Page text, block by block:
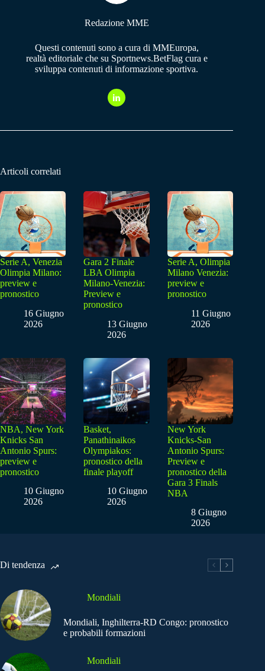
Redazione MME
Questi contenuti sono a cura di MMEuropa,
realtà editoriale che su Sportnews.BetFlag cura e
sviluppa contenuti di informazione sportiva.
Articoli correlati
Serie A, Venezia
Olimpia Milano:
preview e
pronostico
16 Giugno
2026
Gara 2 Finale
LBA Olimpia
Milano-Venezia:
Preview e
pronostico
13 Giugno
2026
Serie A, Olimpia
Milano Venezia:
preview e
pronostico
11 Giugno
2026
NBA, New York
Knicks San
Antonio Spurs:
preview e
pronostico
10 Giugno
2026
Basket,
Panathinaikos
Olympiakos:
pronostico della
finale playoff
10 Giugno
2026
New York
Knicks-San
Antonio Spurs:
Preview e
pronostico della
Gara 3 Finals
NBA
8 Giugno
2026
Di tendenza
Mondiali
Mondiali, Inghilterra-RD Congo: pronostico
e probabili formazioni
Mondiali